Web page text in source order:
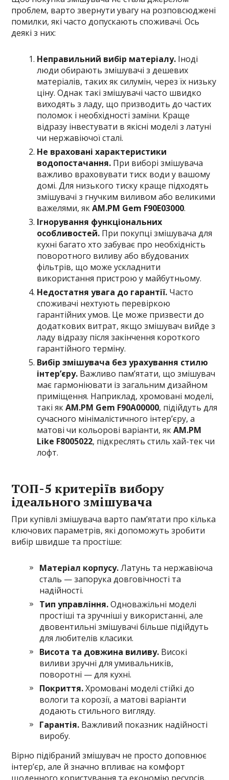
проблем, варто звернути увагу на розповсюджені
помилки, які часто допускають споживачі. Ось
деякі з них:
Неправильний вибір матеріалу. Іноді
люди обирають змішувачі з дешевих
матеріалів, таких як силумін, через їх низьку
ціну. Однак такі змішувачі часто швидко
виходять з ладу, що призводить до частих
поломок і необхідності заміни. Краще
відразу інвестувати в якісні моделі з латуні
чи нержавіючої сталі.
Не враховані характеристики
водопостачання. При виборі змішувача
важливо враховувати тиск води у вашому
домі. Для низького тиску краще підходять
змішувачі з гнучким виливом або великими
важелями, якAM.PM Gem F90E03000.
Ігнорування функціональних
особливостей. При покупці змішувача для
кухні багато хто забуває про необхідність
поворотного виливу або вбудованих
фільтрів, що може ускладнити
використання пристрою у майбутньому.
Недостатня увага до гарантії. Часто
споживачі нехтують перевіркою
гарантійних умов. Це може призвести до
додаткових витрат, якщо змішувач вийде з
ладу відразу після закінчення короткого
гарантійного терміну.
Вибір змішувача без урахування стилю
інтер’єру. Важливо пам’ятати, що змішувач
має гармоніювати із загальним дизайном
приміщення. Наприклад, хромовані моделі,
такі якAM.PM Gem F90A00000, підійдуть для
сучасного мінімалістичного інтер’єру, а
матові чи кольорові варіанти, якAM.PM
Like F8005022, підкреслять стиль хай-тек чи
лофт.
ТОП-5 критеріїв вибору
ідеального змішувача
При купівлі змішувача варто пам’ятати про кілька
ключових параметрів, які допоможуть зробити
вибір швидше та простіше:
Матеріал корпусу.Латунь та нержавіюча
сталь — запорука довговічності та
надійності.
Тип управління.Одноважільні моделі
простіші та зручніші у використанні, але
двовентильні змішувачі більше підійдуть
для любителів класики.
Висота та довжина виливу. Високі
виливи зручні для умивальників,
поворотні — для кухні.
Покриття.Хромовані моделі стійкі до
вологи та корозії, а матові варіанти
додають стильного вигляду.
Гарантія. Важливий показник надійності
виробу.
Вірно підібраний змішувач не просто доповнює
інтер’єр, але й значно впливає на комфорт